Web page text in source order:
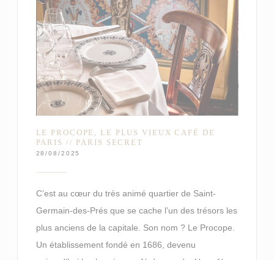
LE PROCOPE, LE PLUS VIEUX CAFÉ DE
PARIS // PARIS SECRET
28/08/2025
C’est au cœur du très animé quartier de Saint-
Germain-des-Prés que se cache l’un des trésors les
plus anciens de la capitale. Son nom ? Le Procope.
Un établissement fondé en 1686, devenu